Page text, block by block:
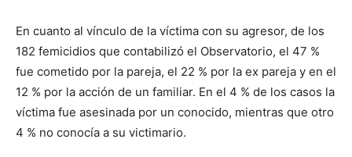
En cuanto al vínculo de la víctima con su agresor, de los
182 femicidios que contabilizó el Observatorio, el 47 %
fue cometido por la pareja, el 22 % por la ex pareja y en el
12 % por la acción de un familiar. En el 4 % de los casos la
víctima fue asesinada por un conocido, mientras que otro
4 % no conocía a su victimario.